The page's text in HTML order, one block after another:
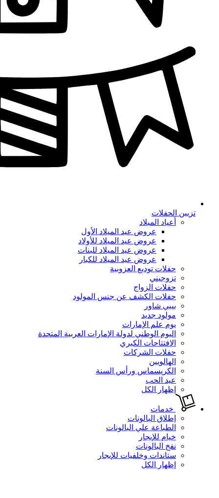
تزيين الحفلات
أعياد الميلاد
عروض عيد الميلاد الأول
عروض عيد الميلاد للأولاد
عروض عيد الميلاد للبنات
عروض عيد الميلاد للكبار
حفلات توديع العزوبية
تزوجيني
حفلات الزواج
حفلات الكشف عن جنس المولود
بيبي شاور
مولود جديد
يوم علم الإمارات
اليوم الوطني لدولة الإمارات العربية المتحدة
الافتتاحات الكبري
حفلات الشركات
الهالويين
الكريسماس ورأس السنة
عيد الحب
إظهار الكل
خدمات
إطلاق البالونات
الطباعة علي البالونات
خيام للإيجار
نفخ البالونات
ستاندات وخلفيات للإيجار
إظهار الكل